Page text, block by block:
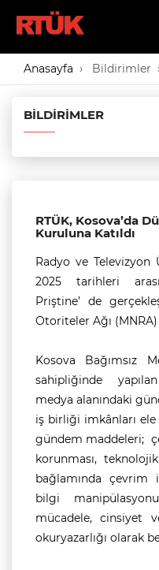
Anasayfa Bildirimler
BILDIRIMLER
RTÜK, Kosova’da
Kuruluna Katıldı
Radyo ve Televizyon
2025 tarihleri
Priştine’ de
Otoriteler Ağı (MNRA)
Kosova Bağımsız
sahipliğinde
medya alanındaki
iş birliği imkânları ele
gündem maddeleri;
korunması,
bağlamında çevrim
bilgi
mücadele, cinsiyet
okuryazarlığı olarak